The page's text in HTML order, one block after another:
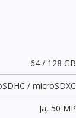
64 / 128 GB
/ microSDXC
Ja, 50 MP